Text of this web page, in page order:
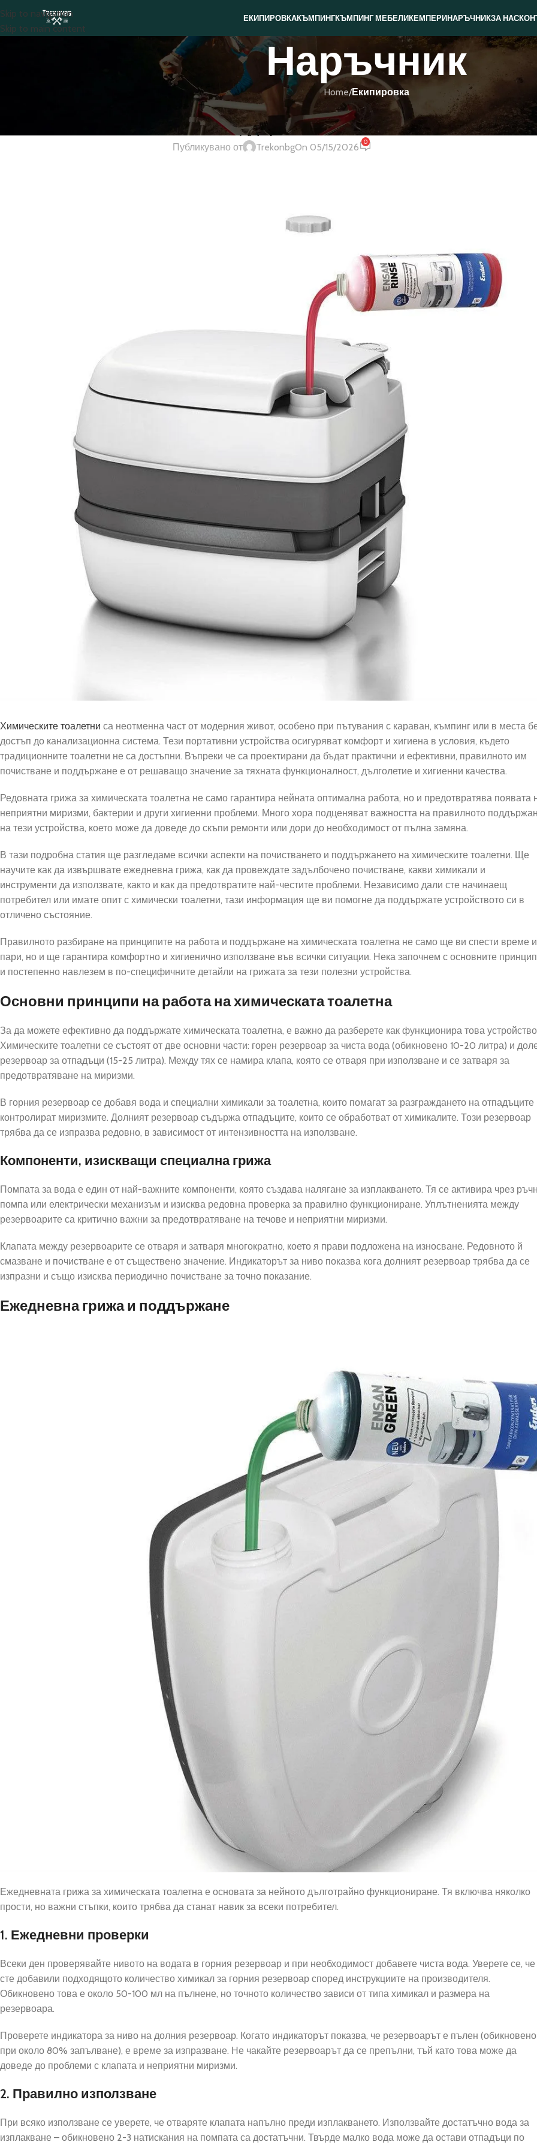
Skip to navigation
Skip to main content
ЕКИПИРОВКАКЪМПИНГКЪМПИНГ МЕБЕЛИКЕМПЕРИНАРЪЧНИКЗА НАС
Наръчник
Home/Екипировка
КАРАВАНИ,КЕМПЕРИ КЪМПИНГ КЪМПИНГ ОБОРУДВАНЕ
Как се почиства и поддържа химическа тоалетна
Публикувано от TrekonbgOn 05/15/2026 0
Химическите тоалетни са неотменна част от модерния живот, особено при пътувания с караван, къмпинг или в места
достъп до канализационна система. Тези портативни устройства осигуряват комфорт и хигиена в условия, където
традиционните тоалетни не са достъпни. Въпреки че са проектирани да бъдат практични и ефективни, правилното им
почистване и поддържане е от решаващо значение за тяхната функционалност, дълголетие и хигиенни качества.
Редовната грижа за химическата тоалетна не само гарантира нейната оптимална работа, но и предотвратява появата
неприятни миризми, бактерии и други хигиенни проблеми. Много хора подценяват важността на правилното
на тези устройства, което може да доведе до скъпи ремонти или дори до необходимост от пълна замяна.
В тази подробна статия ще разгледаме всички аспекти на почистването и поддържането на химическите тоалетни. Ще
научите как да извършвате ежедневна грижа, как да провеждате задълбочено почистване, какви химикали и
инструменти да използвате, както и как да предотвратите най-честите проблеми. Независимо дали сте начинаещ
потребител или имате опит с химически тоалетни, тази информация ще ви помогне да поддържате устройството си в
отличено състояние.
Правилното разбиране на принципите на работа и поддържане на химическата тоалетна не само ще ви спести време и
пари, но и ще гарантира комфортно и хигиенично използване във всички ситуации. Нека започнем с основните
и постепенно навлезем в по-специфичните детайли на грижата за тези полезни устройства.
Основни принципи на работа на химическата тоалетна
За да можете ефективно да поддържате химическата тоалетна, е важно да разберете как функционира това
Химическите тоалетни се състоят от две основни части: горен резервоар за чиста вода (обикновено 10-20 литра) и
резервоар за отпадъци (15-25 литра). Между тях се намира клапа, която се отваря при използване и се затваря за
предотвратяване на миризми.
В горния резервоар се добавя вода и специални химикали за тоалетна, които помагат за разграждането на отпадъците
контролират миризмите. Долният резервоар съдържа отпадъците, които се обработват от химикалите. Този резервоар
трябва да се изпразва редовно, в зависимост от интензивността на използване.
Компоненти, изискващи специална грижа
Помпата за вода е един от най-важните компоненти, която създава налягане за изплакването. Тя се активира чрез
помпа или електрически механизъм и изисква редовна проверка за правилно функциониране. Уплътненията между
резервоарите са критично важни за предотвратяване на течове и неприятни миризми.
Клапата между резервоарите се отваря и затваря многократно, което я прави подложена на износване. Редовното й
смазване и почистване е от съществено значение. Индикаторът за ниво показва кога долният резервоар трябва да се
изпразни и също изисква периодично почистване за точно показание.
Ежедневна грижа и поддържане
Ежедневната грижа за химическата тоалетна е основата за нейното дълготрайно функциониране. Тя включва няколко
прости, но важни стъпки, които трябва да станат навик за всеки потребител.
1. Ежедневни проверки
Всеки ден проверявайте нивото на водата в горния резервоар и при необходимост добавете чиста вода. Уверете се, че
сте добавили подходящото количество химикал за горния резервоар според инструкциите на производителя.
Обикновено това е около 50-100 мл на пълнене, но точното количество зависи от типа химикал и размера на
резервоара.
Проверете индикатора за ниво на долния резервоар. Когато индикаторът показва, че резервоарът е пълен (обикновено
при около 80% запълване), е време за изпразване. Не чакайте резервоарът да се препълни, тъй като това може да
доведе до проблеми с клапата и неприятни миризми.
2. Правилно използване
При всяко използване се уверете, че отваряте клапата напълно преди изплакването. Използвайте достатъчно вода за
изплакване – обикновено 2-3 натискания на помпата са достатъчни. Твърде малко вода може да остави отпадъци по